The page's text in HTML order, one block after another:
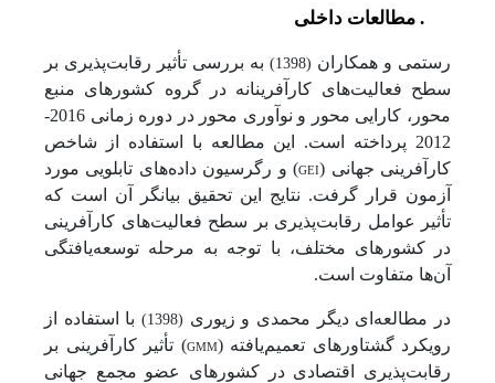
رستمی و همکاران (1398)
به بررسی تأثیر رقابت‌پذیری بر
سطح فعالیت‌های کارآفرینانه در گروه کشورهای منبع
محور، کارایی محور و نوآوری محور در دوره زمانی 2016-
2012 پرداخته است. این مطالعه با استفاده از شاخص
کارآفرینی جهانی (GEI) و رگرسیون داده‌های تابلویی مورد
آزمون قرار گرفت. نتایج این تحقیق بیانگر آن است که
تأثیر عوامل رقابت‌پذیری بر سطح فعالیت‌های کارآفرینی
در کشورهای مختلف، با توجه به مرحله توسعه‌یافتگی
آن‌ها متفاوت است.
در مطالعه‌ای دیگر محمدی و زیوری (1398)
با استفاده از
رویکرد گشتاورهای تعمیم‌یافته (GMM) تأثیر کارآفرینی بر
رقابت‌پذیری اقتصادی در کشورهای عضو مجمع جهانی